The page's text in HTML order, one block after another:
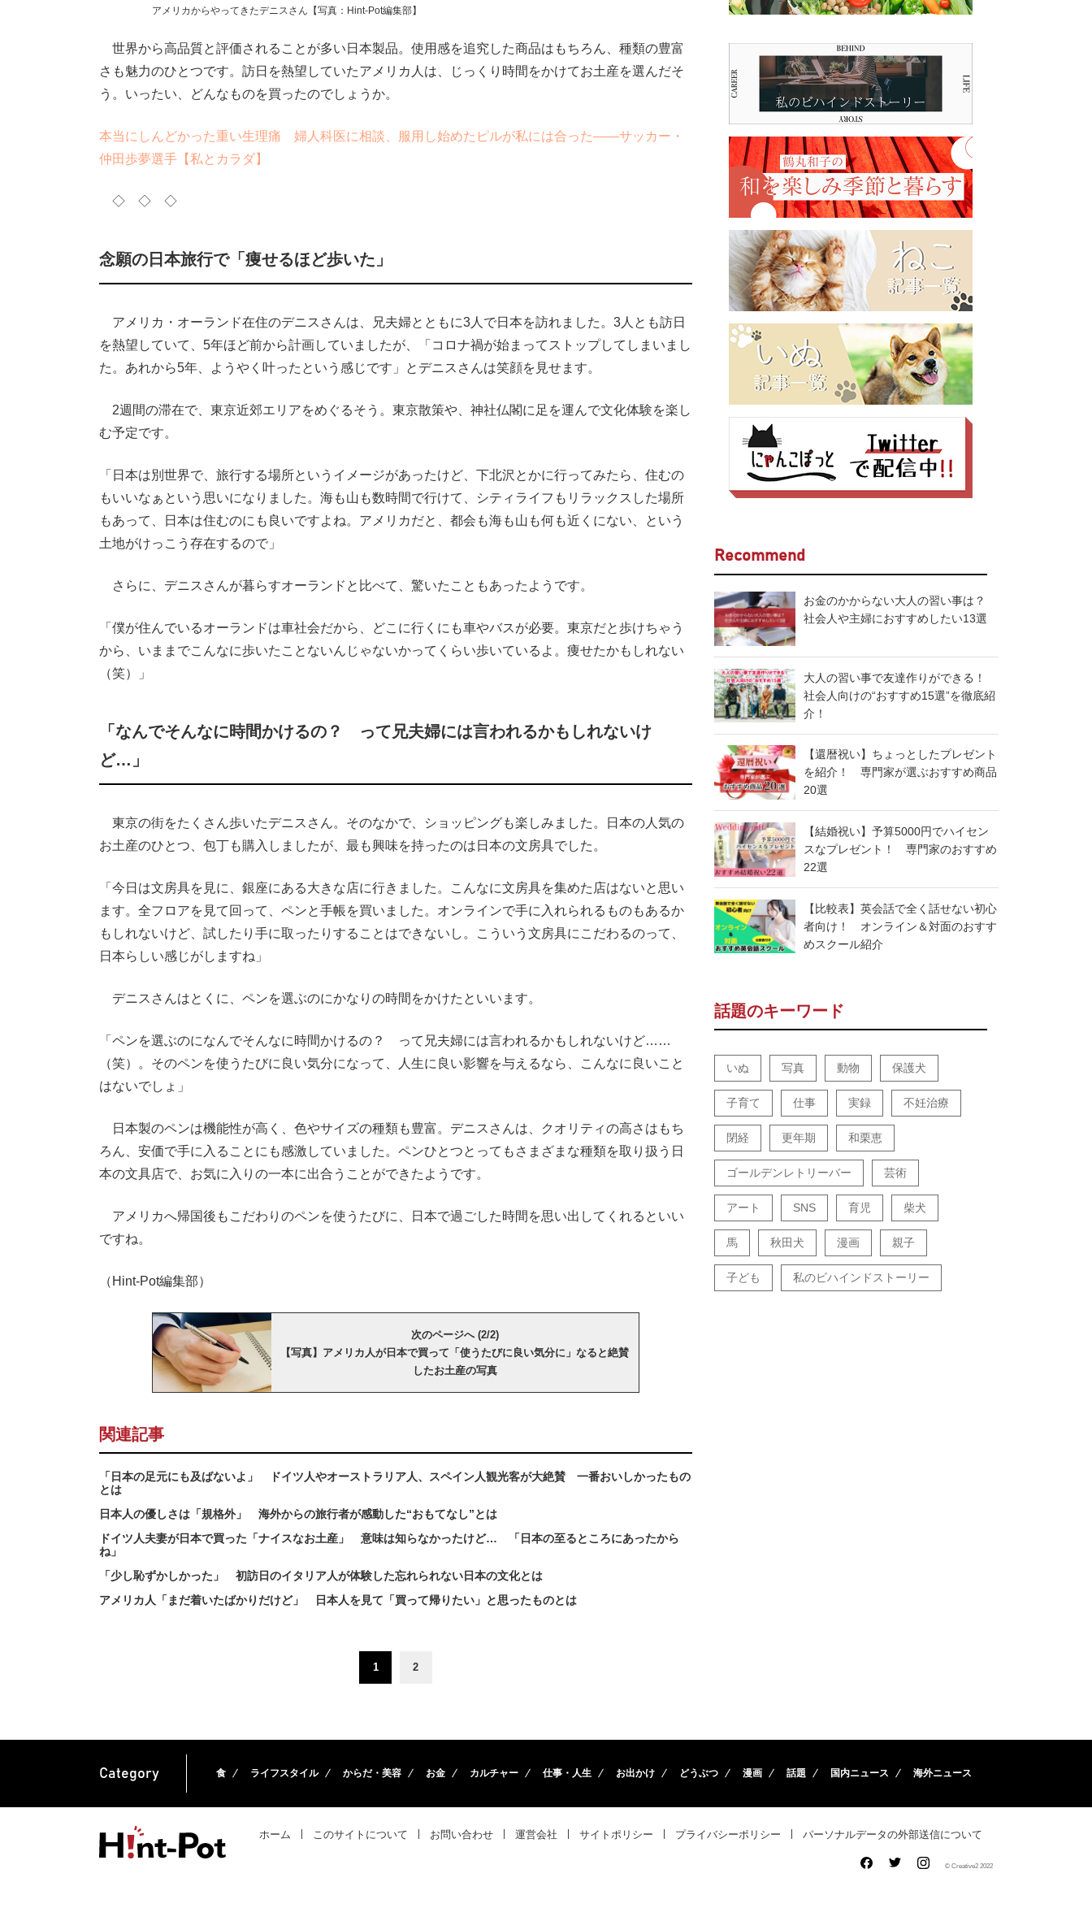
アメリカからやってきたデニスさん【写真：Hint-Pot編集部】
世界から高品質と評価されることが多い日本製品。使用感を追究した商品はもちろん、種類の豊富
さも魅力のひとつです。訪日を熱望していたアメリカ人は、じっくり時間をかけてお土産を選んだそ
う。いったい、どんなものを買ったのでしょうか。
本当にしんどかった重い生理痛 婦人科医に相談、服用し始めたピルが私には合った――サッカー・
仲田歩夢選手【私とカラダ】
◇ ◇ ◇
念願の日本旅行で「痩せるほど歩いた」
アメリカ・オーランド在住のデニスさんは、兄夫婦とともに3人で日本を訪れました。3人とも訪日
を熱望していて、5年ほど前から計画していましたが、「コロナ禍が始まってストップしてしまいまし
た。あれから5年、ようやく叶ったという感じです」とデニスさんは笑顔を見せます。
2週間の滞在で、東京近郊エリアをめぐるそう。東京散策や、神社仏閣に足を運んで文化体験を楽し
む予定です。
「日本は別世界で、旅行する場所というイメージがあったけど、下北沢とかに行ってみたら、住むの
もいいなぁという思いになりました。海も山も数時間で行けて、シティライフもリラックスした場所
もあって、日本は住むのにも良いですよね。アメリカだと、都会も海も山も何も近くにない、という
土地がけっこう存在するので」
さらに、デニスさんが暮らすオーランドと比べて、驚いたこともあったようです。
「僕が住んでいるオーランドは車社会だから、どこに行くにも車やバスが必要。東京だと歩けちゃう
から、いままでこんなに歩いたことないんじゃないかってくらい歩いているよ。痩せたかもしれない
（笑）」
「なんでそんなに時間かけるの？ って兄夫婦には言われるかもしれないけ
ど…」
東京の街をたくさん歩いたデニスさん。そのなかで、ショッピングも楽しみました。日本の人気の
お土産のひとつ、包丁も購入しましたが、最も興味を持ったのは日本の文房具でした。
「今日は文房具を見に、銀座にある大きな店に行きました。こんなに文房具を集めた店はないと思い
ます。全フロアを見て回って、ペンと手帳を買いました。オンラインで手に入れられるものもあるか
もしれないけど、試したり手に取ったりすることはできないし。こういう文房具にこだわるのって、
日本らしい感じがしますね」
デニスさんはとくに、ペンを選ぶのにかなりの時間をかけたといいます。
「ペンを選ぶのになんでそんなに時間かけるの？ って兄夫婦には言われるかもしれないけど……
（笑）。そのペンを使うたびに良い気分になって、人生に良い影響を与えるなら、こんなに良いこと
はないでしょ」
日本製のペンは機能性が高く、色やサイズの種類も豊富。デニスさんは、クオリティの高さはもち
ろん、安価で手に入ることにも感激していました。ペンひとつとってもさまざまな種類を取り扱う日
本の文具店で、お気に入りの一本に出合うことができたようです。
アメリカへ帰国後もこだわりのペンを使うたびに、日本で過ごした時間を思い出してくれるといい
ですね。
（Hint-Pot編集部）
次のページへ (2/2)
【写真】アメリカ人が日本で買って「使うたびに良い気分に」なると絶賛
したお土産の写真
関連記事
「日本の足元にも及ばないよ」 ドイツ人やオーストラリア人、スペイン人観光客が大絶賛 一番おいしかったもの
とは
日本人の優しさは「規格外」 海外からの旅行者が感動した“おもてなし”とは
ドイツ人夫妻が日本で買った「ナイスなお土産」 意味は知らなかったけど… 「日本の至るところにあったから
ね」
「少し恥ずかしかった」 初訪日のイタリア人が体験した忘れられない日本の文化とは
アメリカ人「まだ着いたばかりだけど」 日本人を見て「買って帰りたい」と思ったものとは
1 2
Recommend
お金のかからない大人の習い事は？
社会人や主婦におすすめしたい13選
大人の習い事で友達作りができる！
社会人向けの“おすすめ15選”を徹底紹
介！
【還暦祝い】ちょっとしたプレゼント
を紹介！ 専門家が選ぶおすすめ商品
20選
【結婚祝い】予算5000円でハイセン
スなプレゼント！ 専門家のおすすめ
22選
【比較表】英会話で全く話せない初心
者向け！ オンライン＆対面のおすす
めスクール紹介
話題のキーワード
いぬ 写真 動物 保護犬
子育て 仕事 実録 不妊治療
閉経 更年期 和栗恵
ゴールデンレトリーバー 芸術
アート SNS 育児 柴犬
馬 秋田犬 漫画 親子
子ども 私のビハインドストーリー
Category 食 ライフスタイル からだ・美容 お金 カルチャー 仕事・人生 お出かけ どうぶつ 漫画 話題 国内ニュース 海外ニュース
ホーム このサイトについて お問い合わせ 運営会社 サイトポリシー プライバシーポリシー パーソナルデータの外部送信について
© Creative2 2022